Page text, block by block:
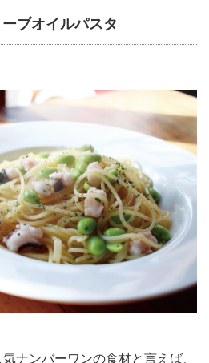
ブオイルパスタ
ナンバーワンの食材と言えば、